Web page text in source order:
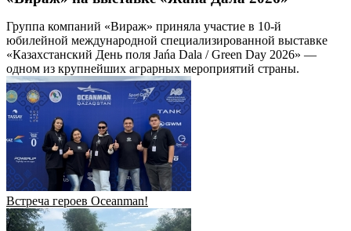
Группа компаний «Вираж» приняла участие в 10-й
юбилейной международной специализированной выставке
«Казахстанский День поля Jańa Dala / Green Day 2026» —
одном из крупнейших аграрных мероприятий страны.
Встреча героев Oceanman!